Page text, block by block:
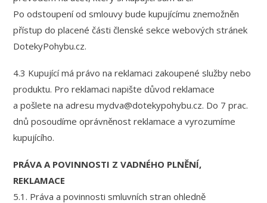
Po odstoupení od smlouvy bude kupujícímu znemožněn
přístup do placené části členské sekce webových stránek
DotekyPohybu.cz.
4.3 Kupující má právo na reklamaci zakoupené služby nebo
produktu. Pro reklamaci napište důvod reklamace
a pošlete na adresu mydva@dotekypohybu.cz. Do 7 prac.
dnů posoudíme oprávněnost reklamace a vyrozumíme
kupujícího.
PRÁVA A POVINNOSTI Z VADNÉHO PLNĚNÍ,
REKLAMACE
5.1. Práva a povinnosti smluvních stran ohledně